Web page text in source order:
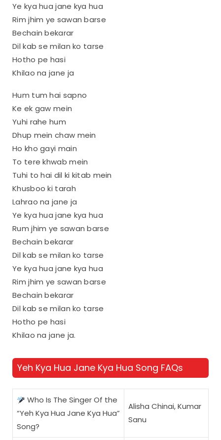
Ye kya hua jane kya hua
Rim jhim ye sawan barse
Bechain bekarar
Dil kab se milan ko tarse
Hotho pe hasi
Khilao na jane ja
Hum tum hai sapno
Ke ek gaw mein
Yuhi rahe hum
Dhup mein chaw mein
Ho kho gayi main
To tere khwab mein
Tuhi to hai dil ki kitab mein
Khusboo ki tarah
Lahrao na jane ja
Ye kya hua jane kya hua
Rum jhim ye sawan barse
Bechain bekarar
Dil kab se milan ko tarse
Ye kya hua jane kya hua
Rim jhim ye sawan barse
Bechain bekarar
Dil kab se milan ko tarse
Hotho pe hasi
Khilao na jane ja.
Yeh Kya Hua Jane Kya Hua Song FAQs
Who Is The Singer Of the
“Yeh Kya Hua Jane Kya Hua”
Song?
Alisha Chinai, Kumar
Sanu